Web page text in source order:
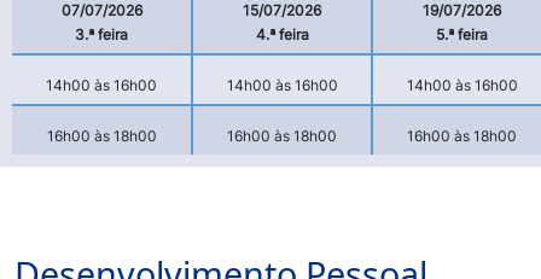
07/07/2026
3.ª feira
15/07/2026
4.ª feira
19/07/2026
5.ª feira
14h00 às 16h00 14h00 às 16h00 14h00 às 16h00
16h00 às 18h00 16h00 às 18h00 16h00 às 18h00